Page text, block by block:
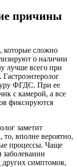
причины
сложно
о наличии
лучше всего при
ФГДС. При ее
с камерой, а все
фиксируются
заметит
то, вполне вероятно,
процессы. Чаще
заболевании
других симптомов,